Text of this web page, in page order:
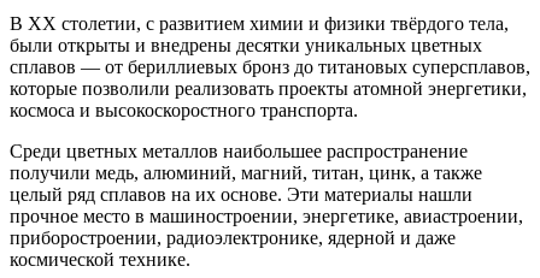
В XX столетии, с развитием химии и физики твёрдого тела,
были открыты и внедрены десятки уникальных цветных
сплавов — от бериллиевых бронз до титановых суперсплавов,
которые позволили реализовать проекты атомной энергетики,
космоса и высокоскоростного транспорта.
Среди цветных металлов наибольшее распространение
получили медь, алюминий, магний, титан, цинк, а также
целый ряд сплавов на их основе. Эти материалы нашли
прочное место в машиностроении, энергетике, авиастроении,
приборостроении, радиоэлектронике, ядерной и даже
космической технике.